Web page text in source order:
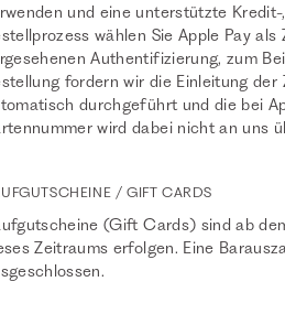
und eine unterstützte
wählen Sie Apple Pay
Authentifizierung, zum
fordern wir die Einleitung
durchgeführt und die bei
wird dabei nicht an uns
/ GIFT CARDS
(Gift Cards) sind ab
Zeitraums erfolgen. Eine